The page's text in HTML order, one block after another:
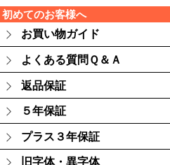
初めてのお客様へ
お買い物ガイド
よくある質問Ｑ＆Ａ
返品保証
５年保証
プラス３年保証
旧字体・異字体